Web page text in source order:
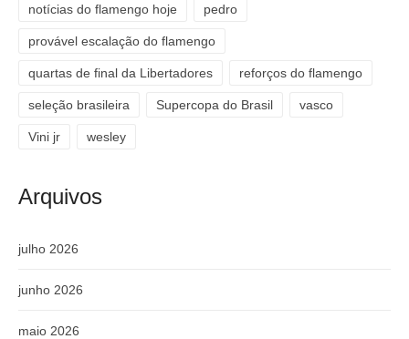
notícias do flamengo hoje pedro
provável escalação do flamengo
quartas de final da Libertadores reforços do flamengo
seleção brasileira Supercopa do Brasil vasco
Vini jr wesley
Arquivos
julho 2026
junho 2026
maio 2026